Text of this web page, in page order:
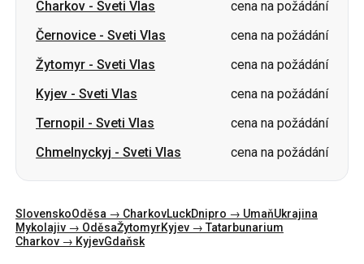
Kyjev-Sveti Vlas
cena na požádání
Ternopil-Sveti Vlas
cena na požádání
Chmelnyckyj-Sveti Vlas cena na požádání
SlovenskoOděsa → Charkov Dnipro → Umaň Ukrajina
Charkov → KyjevGdaňsk
Kategorie